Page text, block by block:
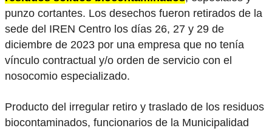
punzo cortantes. Los desechos fueron retirados de la
sede del IREN Centro los días 26, 27 y 29 de
diciembre de 2023 por una empresa que no tenía
vínculo contractual y/o orden de servicio con el
nosocomio especializado.
Producto del irregular retiro y traslado de los residuos
biocontaminados, funcionarios de la Municipalidad